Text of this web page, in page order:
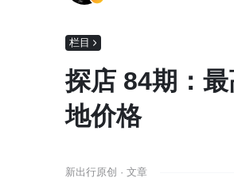
栏目
探店 84期：
地价格
新出行原创 · 文章